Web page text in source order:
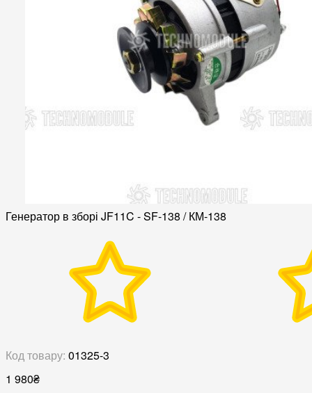
Генератор в зборі JF11C - SF-138 / КМ-138
Код товару: 01325-3
1 980₴